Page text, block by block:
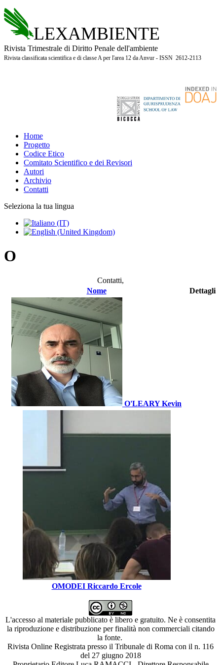
LEXAMBIENTE
Rivista Trimestrale di Diritto Penale dell'ambiente
Rivista classificata scientifica e di classe A per l'area 12 da Anvur - ISSN 2612-2113
Home
Progetto
Codice Etico
Comitato Scientifico e dei Revisori
Autori
Archivio
Contatti
Seleziona la tua lingua
O
Contatti,
Nome
Dettagli
O'LEARY Kevin
OMODEI Riccardo Ercole
L'accesso al materiale pubblicato è libero e gratuito. Ne è consentita
la riproduzione e distribuzione per finalità non commerciali citando
la fonte.
Rivista Online Registrata presso il Tribunale di Roma con il n. 116
del 27 giugno 2018